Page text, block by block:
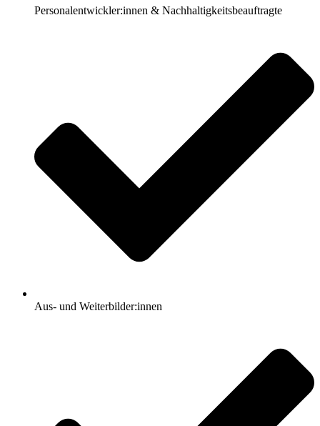
Personalentwickler:innen & Nachhaltigkeitsbeauftragte
Aus- und Weiterbilder:innen